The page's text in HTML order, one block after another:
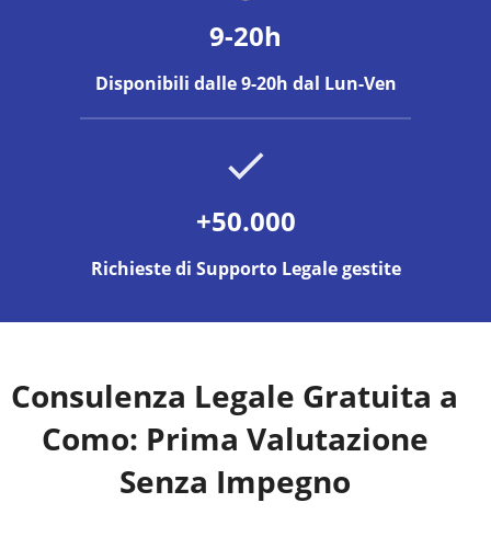
9-20h
Disponibili dalle 9-20h dal Lun-Ven
+50.000
Richieste di Supporto Legale gestite
Consulenza Legale Gratuita a
Como: Prima Valutazione
Senza Impegno